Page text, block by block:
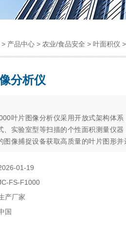
> 产品中心 > 农业/食品安全 > 叶面积仪
分析仪
叶片图像分析仪采用开放式架构体系
、实验室型等扫描的个性面积测量仪器
图像捕捉设备获取高质量的叶片图形并
01-19
FS-F1000
产厂家
国